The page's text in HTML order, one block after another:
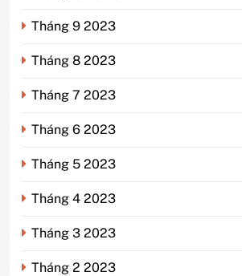
Tháng 9 2023
Tháng 8 2023
Tháng 7 2023
Tháng 6 2023
Tháng 5 2023
Tháng 4 2023
Tháng 3 2023
Tháng 2 2023